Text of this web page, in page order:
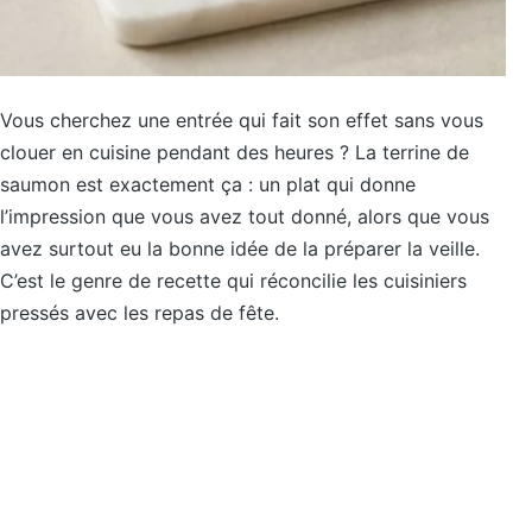
Vous cherchez une entrée qui fait son effet sans vous
clouer en cuisine pendant des heures ? La terrine de
saumon est exactement ça : un plat qui donne
l’impression que vous avez tout donné, alors que vous
avez surtout eu la bonne idée de la préparer la veille.
C’est le genre de recette qui réconcilie les cuisiniers
pressés avec les repas de fête.